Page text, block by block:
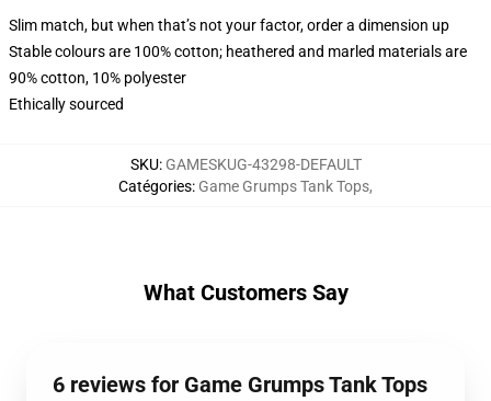
Slim match, but when that’s not your factor, order a dimension up
Stable colours are 100% cotton; heathered and marled materials are
90% cotton, 10% polyester
Ethically sourced
SKU: GAMESKUG-43298-DEFAULT
Catégories: Game Grumps Tank Tops,
What Customers Say
6 reviews for Game Grumps Tank Tops